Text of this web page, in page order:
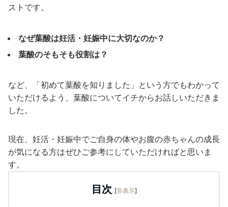
ストです。
なぜ葉酸は妊活・妊娠中に大切なのか？
葉酸のそもそも役割は？
など、「初めて葉酸を知りました」という方でもわかって
いただけるよう、葉酸についてイチからお話しいただきま
した。
現在、妊活・妊娠中でご自身の体やお腹の赤ちゃんの成長
が気になる方はぜひご参考にしていただければと思いま
す。
目次 [非表示]